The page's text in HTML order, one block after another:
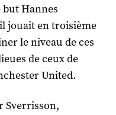
but Hannes
jouait en troisième
le niveau de ces
de ceux de
United.
Sverrisson,